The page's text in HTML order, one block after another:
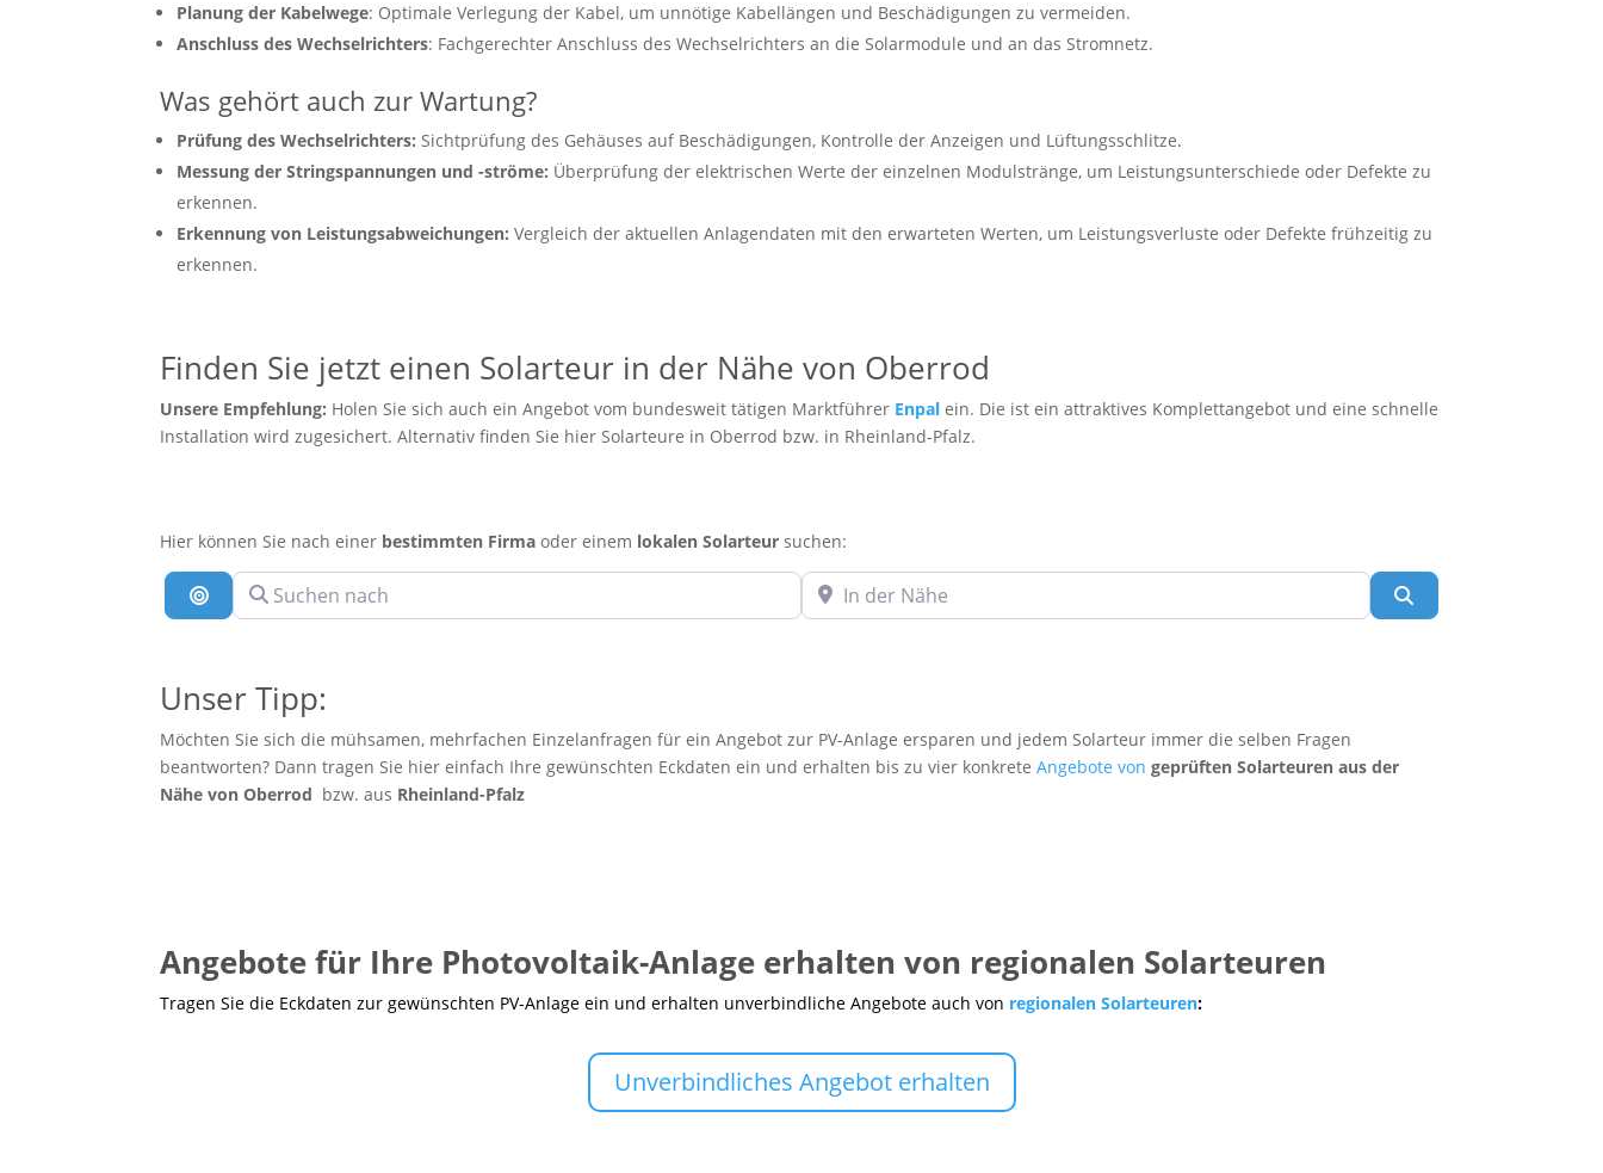
Planung der Kabelwege: Optimale Verlegung der Kabel, um unnötige Kabellängen und Beschädigungen zu vermeiden.
Anschluss des Wechselrichters: Fachgerechter Anschluss des Wechselrichters an die Solarmodule und an das Stromnetz.
Was gehört auch zur Wartung?
Prüfung des Wechselrichters: Sichtprüfung des Gehäuses auf Beschädigungen, Kontrolle der Anzeigen und Lüftungsschlitze.
Messung der Stringspannungen und -ströme: Überprüfung der elektrischen Werte der einzelnen Modulstränge, um Leistungsunterschiede oder Defekte zu
erkennen.
Erkennung von Leistungsabweichungen: Vergleich der aktuellen Anlagendaten mit den erwarteten Werten, um Leistungsverluste oder Defekte frühzeitig zu
erkennen.
Finden Sie jetzt einen Solarteur in der Nähe von Oberrod
Unsere Empfehlung: Holen Sie sich auch ein Angebot vom bundesweit tätigen Marktführer Enpal ein. Die ist ein attraktives Komplettangebot und eine schnelle
Installation wird zugesichert. Alternativ finden Sie hier Solarteure in Oberrod bzw. in Rheinland-Pfalz.
Hier können Sie nach einer bestimmten Firma oder einem lokalen Solarteur suchen:
Suche nach Entfernung
Suchen nach In der Nähe
Unser Tipp:
Möchten Sie sich die mühsamen, mehrfachen Einzelanfragen für ein Angebot zur PV-Anlage ersparen und jedem Solarteur immer die selben Fragen
beantworten? Dann tragen Sie hier einfach Ihre gewünschten Eckdaten ein und erhalten bis zu vier konkreteAngebote vongeprüften Solarteuren aus der
Nähe von Oberrod bzw. aus Rheinland-Pfalz
Angebote für Ihre Photovoltaik-Anlage erhalten von regionalen Solarteuren
Tragen Sie die Eckdaten zur gewünschten PV-Anlage ein und erhalten unverbindliche Angebote auch von regionalen Solarteuren:
Unverbindliches Angebot erhalten